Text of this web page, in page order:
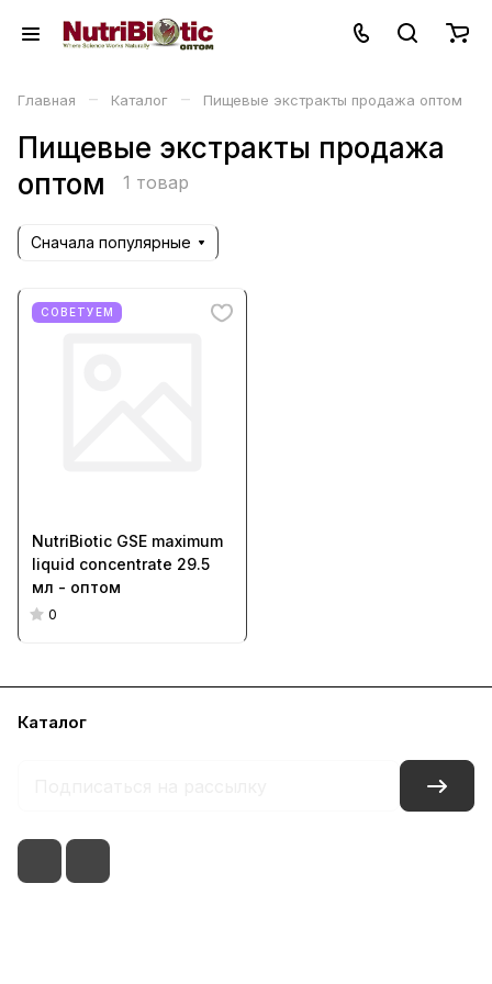
Главная – Каталог – Пищевые экстракты продажа оптом
Пищевые экстракты продажа
оптом
1 товар
Сначала популярные
СОВЕТУЕМ
NutriBiotic GSE maximum
liquid concentrate 29.5
мл - оптом
0
Каталог